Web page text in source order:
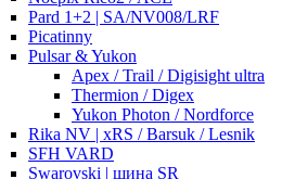
Pard 1+2 | SA/NV008/LRF
Picatinny
Pulsar & Yukon
Apex / Trail / Digisight ultra
Thermion / Digex
Yukon Photon / Nordforce
Rika NV | xRS / Barsuk / Lesnik
SFH VARD
Swarovski | шина SR